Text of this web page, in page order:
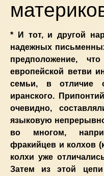
* И тот, и другой
надежных
предположение,
европейской ветви
семьи, в отличие
иранского.
очевидно,
языковую
во многом,
фракийцев и колхов
колхи уже
Затем из этой цепи